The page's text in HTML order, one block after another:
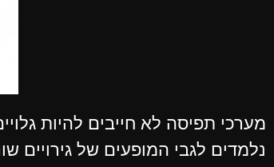
מערכי תפיסה לא חייבים להיות
נלמדים לגבי המופעים של